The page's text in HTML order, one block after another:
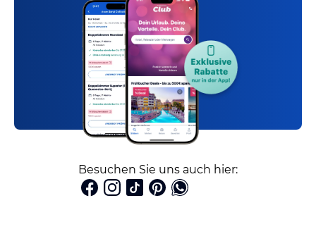
Besuchen Sie uns auch hier: